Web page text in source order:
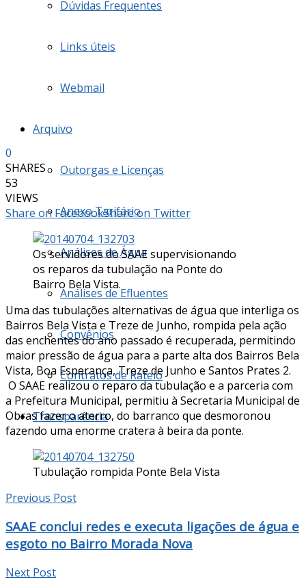
Dúvidas Frequentes
Links úteis
Webmail
Arquivo
Outorgas e Licenças
Anexo Tarifário
Análises de Água
Análises de Efluentes
Convênios
Contratos de Rateio
Transparência
0
SHARES
53
VIEWS
Share on FacebookShare on Twitter
Os servidores do SAAE supervisionando
os reparos da tubulação na Ponte do
Bairro Bela Vista.
Uma das tubulações alternativas de água que interliga os
Bairros Bela Vista e Treze de Junho, rompida pela ação
das enchentes do ano passado é recuperada, permitindo
maior pressão de água para a parte alta dos Bairros Bela
Vista, Boa Esperança, Treze de Junho e Santos Prates 2.
O SAAE realizou o reparo da tubulação e a parceria com
a Prefeitura Municipal, permitiu à Secretaria Municipal de
Obras fazer o aterro, do barranco que desmoronou
fazendo uma enorme cratera à beira da ponte.
Tubulação rompida Ponte Bela Vista
Previous Post
SAAE conclui redes e executa ligações de água e
esgoto no Bairro Morada Nova
Next Post